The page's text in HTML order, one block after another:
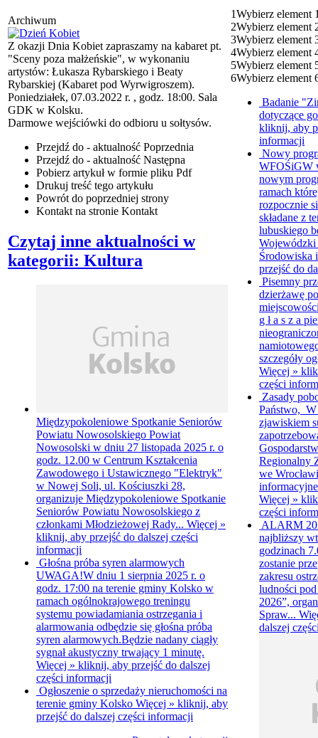
Archiwum
Z okazji Dnia Kobiet zapraszamy na kabaret pt.
"Sceny poza małżeńskie", w wykonaniu
artystów: Łukasza Rybarskiego i Beaty
Rybarskiej (Kabaret pod Wyrwigroszem).
Poniedziałek, 07.03.2022 r. , godz. 18:00. Sala
GDK w Kolsku.
Darmowe wejściówki do odbioru u sołtysów.
Przejdź do - aktualność Poprzednia
Przejdź do - aktualność Następna
Pobierz artykuł w formie pliku Pdf
Drukuj treść tego artykułu
Powrót do poprzedniej strony
Kontakt na stronie Kontakt
Czytaj inne aktualności w
kategorii: Kultura
Międzypokoleniowe Spotkanie Seniorów
Powiatu Nowosolskiego Powiat
Nowosolski w dniu 27 listopada 2025 r. o
godz. 12.00 w Centrum Kształcenia
Zawodowego i Ustawicznego "Elektryk"
w Nowej Soli, ul. Kościuszki 28,
organizuje Międzypokoleniowe Spotkanie
Seniorów Powiatu Nowosolskiego z
członkami Młodzieżowej Rady... Więcej »
kliknij, aby przejść do dalszej części
informacji
Głośna próba syren alarmowych
UWAGA!W dniu 1 sierpnia 2025 r. o
godz. 17:00 na terenie gminy Kolsko w
ramach ogólnokrajowego treningu
systemu powiadamiania ostrzegania i
alarmowania odbędzie się głośna próba
syren alarmowych.Będzie nadany ciągły
sygnał akustyczny trwający 1 minutę.
Więcej » kliknij, aby przejść do dalszej
części informacji
Ogłoszenie o sprzedaży nieruchomości na
terenie gminy Kolsko Więcej » kliknij, aby
przejść do dalszej części informacji
1Wybierz element
2Wybierz element
3Wybierz element
4Wybierz element
5Wybierz element
6Wybierz element
Badanie
dotyczące
kliknij, aby
informacji
Nowy
WFOŚiGW
nowym
ramach
rozpocznie
składane z
lubuskiego
Wojewódzki
Środowiska
przejść do
Pisemny
dzierżawę
g ł a s z a
szczegóły
Więcej »
części
Zasady
Państwo, W
zjawiskiem
Regionalny
we
Więcej »
części
ALARM
najbliższy
godzinach
zostanie
zakresu
ludności
2026”,
Spraw...
dalszej